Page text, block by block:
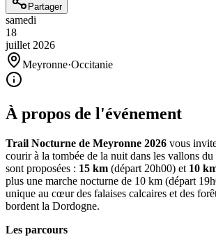
Partager
samedi
18
juillet 2026
Meyronne·Occitanie
À propos de l'événement
Trail Nocturne de Meyronne 2026 vous
courir à la tombée de la nuit dans les vallons
sont proposées : 15 km (départ 20h00) et 10
plus une marche nocturne de 10 km (départ
unique au cœur des falaises calcaires et des
bordent la Dordogne.
Les parcours